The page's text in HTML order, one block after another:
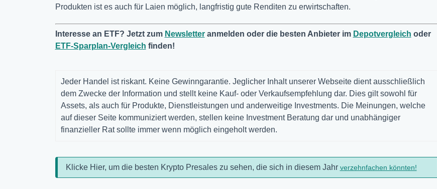
Produkten ist es auch für Laien möglich, langfristig gute Renditen zu erwirtschaften.
Interesse an ETF? Jetzt zum Newsletteranmelden oder die besten Anbieter im Depotvergleich oder
ETF-Sparplan-Vergleich finden!
Jeder Handel ist riskant. Keine Gewinngarantie. Jeglicher Inhalt unserer Webseite dient ausschließlich
dem Zwecke der Information und stellt keine Kauf- oder Verkaufsempfehlung dar. Dies gilt sowohl für
Assets, als auch für Produkte, Dienstleistungen und anderweitige Investments. Die Meinungen, welche
auf dieser Seite kommuniziert werden, stellen keine Investment Beratung dar und unabhängiger
finanzieller Rat sollte immer wenn möglich eingeholt werden.
Klicke Hier, um die besten Krypto Presales zu sehen, die sich in diesem Jahr verzehnfachen könnten!